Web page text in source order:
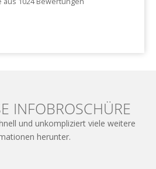
INFOBROSCHÜRE
und unkompliziert viele weitere
herunter.